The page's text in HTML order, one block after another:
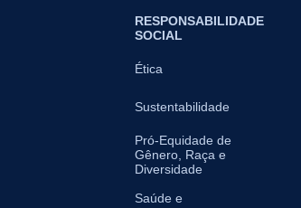
RESPONSABILIDADE
SOCIAL
Ética
Sustentabilidade
Pró-Equidade de
Gênero, Raça e
Diversidade
Saúde e